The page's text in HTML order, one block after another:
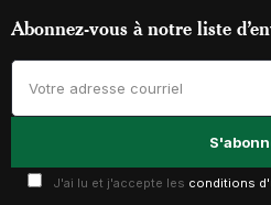
Abonnez-vous à notre liste
J'ai lu et j'accepte les conditions